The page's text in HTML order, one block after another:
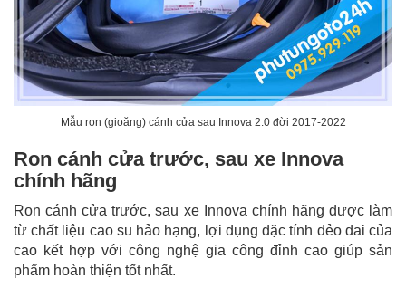
Mẫu ron (gioăng) cánh cửa sau Innova 2.0 đời 2017-2022
Ron cánh cửa trước, sau xe Innova
chính hãng
Ron cánh cửa trước, sau xe Innova chính hãng được làm
từ chất liệu cao su hảo hạng, lợi dụng đặc tính dẻo dai của
cao kết hợp với công nghệ gia công đỉnh cao giúp sản
phẩm hoàn thiện tốt nhất.